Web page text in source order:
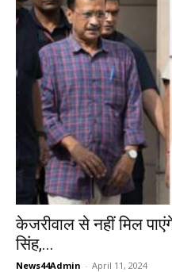
केजरीवाल से नहीं मिल
सिंह,...
News44Admin - April 11, 2024